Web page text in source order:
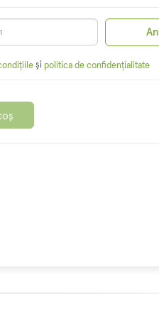
și politica de confidențialitate